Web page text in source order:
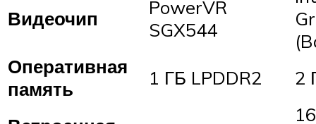
Видеочип
PowerVR
SGX544
Оперативная
память
1 ГБ LPDDR2 2